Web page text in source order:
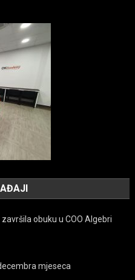
obuku u COO Algebri
mjeseca